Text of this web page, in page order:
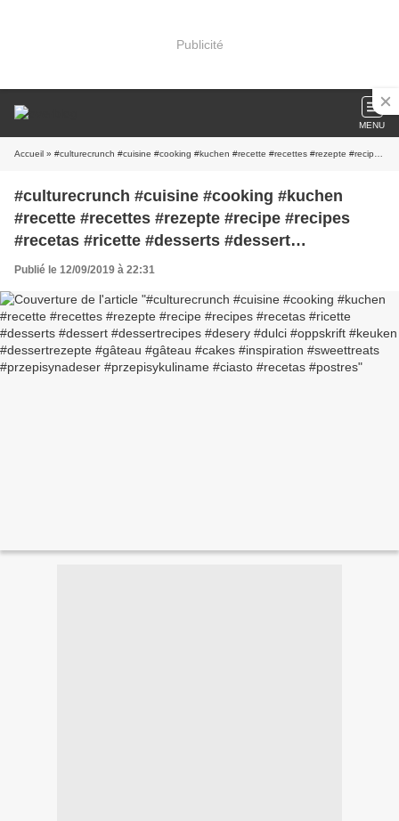
Publicité
MENU
Accueil » #culturecrunch #cuisine #cooking #kuchen #recette #recettes #rezepte #recipe #recipes #recetas #ricette #desserts #dessert #dessertrecipes #desery #dulci #oppskrift #keuken #dessertrezepte #gâteau #gâteau #cakes #inspiration #sweettreats #przepisynadeser #przepisykuliname #ciasto #recetas #postres
#culturecrunch #cuisine #cooking #kuchen
#recette #recettes #rezepte #recipe #recipes
#recetas #ricette #desserts #dessert
#dessertrecipes #desery #dulci #oppskrift
#cakes #inspiration #sweettreats
#przepisynadeser #przepisykuliname #ciasto
#recetas #postres
Publié le 12/09/2019 à 22:31